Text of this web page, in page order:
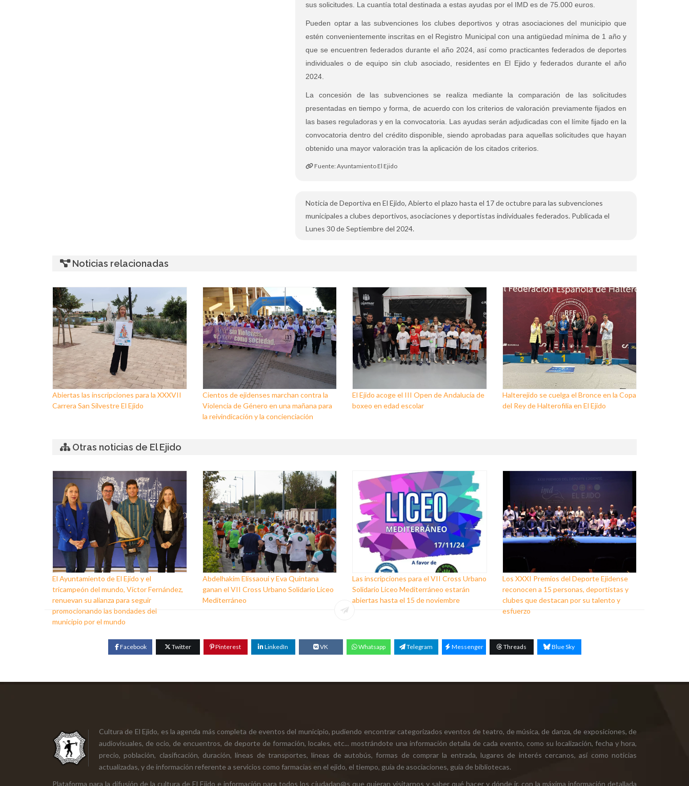
sus solicitudes. La cuantía total destinada a estas ayudas por el IMD es de 75.000 euros.
Pueden optar a las subvenciones los clubes deportivos y otras asociaciones del municipio que
estén convenientemente inscritas en el Registro Municipal con una antigüedad mínima de 1 año y
que se encuentren federados durante el año 2024, así como practicantes federados de deportes
individuales o de equipo sin club asociado, residentes en El Ejido y federados durante el año
2024.
La concesión de las subvenciones se realiza mediante la comparación de las solicitudes
presentadas en tiempo y forma, de acuerdo con los criterios de valoración previamente fijados en
las bases reguladoras y en la convocatoria. Las ayudas serán adjudicadas con el límite fijado en la
convocatoria dentro del crédito disponible, siendo aprobadas para aquellas solicitudes que hayan
obtenido una mayor valoración tras la aplicación de los citados criterios.
Fuente: Ayuntamiento El Ejido
Noticia de Deportiva en El Ejido, Abierto el plazo hasta el 17 de octubre para las subvenciones
municipales a clubes deportivos, asociaciones y deportistas individuales federados. Publicada el
Lunes 30 de Septiembre del 2024.
Noticias relacionadas
Abiertas las inscripciones para la XXXVII
Carrera San Silvestre El Ejido
Cientos de ejidenses marchan contra la
Violencia de Género en una mañana para
la reivindicación y la concienciación
El Ejido acoge el III Open de Andalucía de
boxeo en edad escolar
Halterejido se cuelga el Bronce en la Copa
del Rey de Halterofilia en El Ejido
Otras noticias de El Ejido
El Ayuntamiento de El Ejido y el
tricampeón del mundo, Víctor Fernández,
renuevan su alianza para seguir
promocionando las bondades del
municipio por el mundo
Abdelhakim Elissaoui y Eva Quintana
ganan el VII Cross Urbano Solidario Liceo
Mediterráneo
Las inscripciones para el VII Cross Urbano
Solidario Liceo Mediterráneo estarán
abiertas hasta el 15 de noviembre
Los XXXI Premios del Deporte Ejidense
reconocen a 15 personas, deportistas y
clubes que destacan por su talento y
esfuerzo
Facebook Twitter Pinterest LinkedIn VK Whatsapp Telegram Messenger Threads Blue Sky
Cultura de El Ejido, es la agenda más completa de eventos del municipio, pudiendo encontrar categorizados eventos de teatro, de música, de danza, de exposiciones, de
audiovisuales, de ocio, de encuentros, de deporte de formación, locales, etc... mostrándote una información detalla de cada evento, como su localización, fecha y hora,
precio, población, clasificación, duración, líneas de transportes, líneas de autobús, formas de comprar la entrada, lugares de interés cercanos, así como noticias
actualizadas, y de información referente a servicios como farmacias en el ejido, el tiempo, guía de asociaciones, guía de bibliotecas.
Plataforma para la difusión de la cultura de El Ejido e información para todos los ciudadan@s que quieran visitarnos y saber qué hacer y dónde ir, con la máxima información detallada